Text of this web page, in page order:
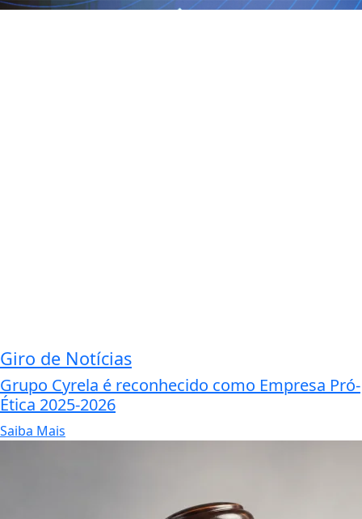
Giro de Notícias
Grupo Cyrela é reconhecido como Empresa Pró-
Ética 2025-2026
Saiba Mais